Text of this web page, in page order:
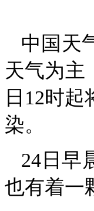
中国天
天气为主
日12时
染。
24日早
也有着一